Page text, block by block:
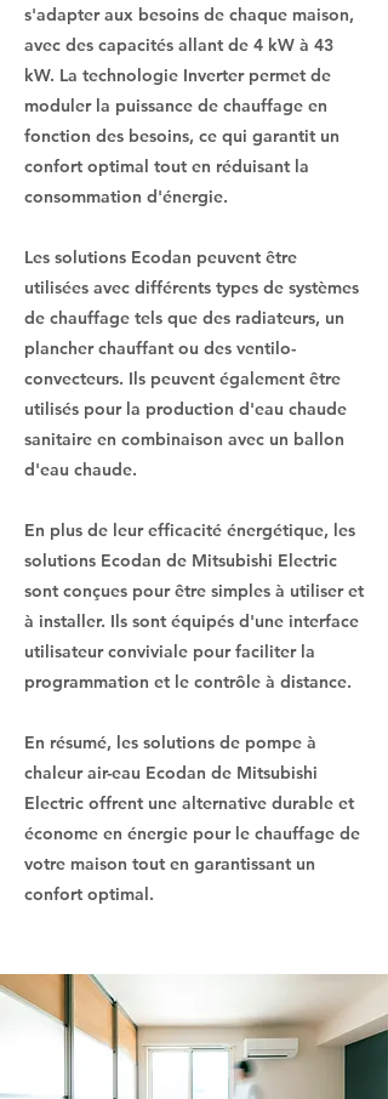
s'adapter aux besoins de chaque maison,
avec des capacités allant de 4 kW à 43
kW. La technologie Inverter permet de
moduler la puissance de chauffage en
fonction des besoins, ce qui garantit un
confort optimal tout en réduisant la
consommation d'énergie.
Les solutions Ecodan peuvent être
utilisées avec différents types de systèmes
de chauffage tels que des radiateurs, un
plancher chauffant ou des ventilo-
convecteurs. Ils peuvent également être
utilisés pour la production d'eau chaude
sanitaire en combinaison avec un ballon
d'eau chaude.
En plus de leur efficacité énergétique, les
solutions Ecodan de Mitsubishi Electric
sont conçues pour être simples à utiliser et
à installer. Ils sont équipés d'une interface
utilisateur conviviale pour faciliter la
programmation et le contrôle à distance.
En résumé, les solutions de pompe à
chaleur air-eau Ecodan de Mitsubishi
Electric offrent une alternative durable et
économe en énergie pour le chauffage de
votre maison tout en garantissant un
confort optimal.